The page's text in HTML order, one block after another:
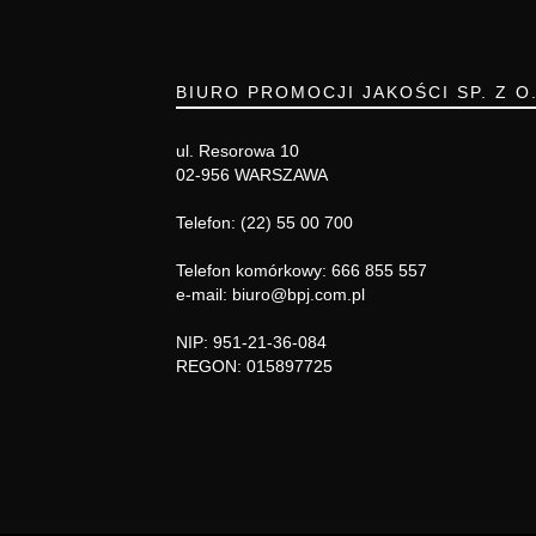
BIURO PROMOCJI JAKOŚCI SP. Z
ul. Resorowa 10
02-956 WARSZAWA
Telefon: (22) 55 00 700
Telefon komórkowy: 666 855 557
e-mail: biuro@bpj.com.pl
NIP: 951-21-36-084
REGON: 015897725